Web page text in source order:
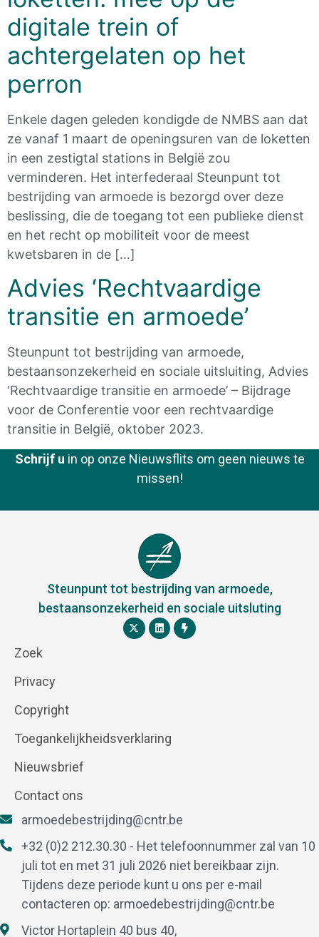
digitale trein of
achtergelaten op het
perron
Enkele dagen geleden kondigde de NMBS aan dat
ze vanaf 1 maart de openingsuren van de loketten
in een zestigtal stations in België zou
verminderen. Het interfederaal Steunpunt tot
bestrijding van armoede is bezorgd over deze
beslissing, die de toegang tot een publieke dienst
en het recht op mobiliteit voor de meest
kwetsbaren in de […]
Advies ‘Rechtvaardige
transitie en armoede’
Steunpunt tot bestrijding van armoede,
bestaansonzekerheid en sociale uitsluiting, Advies
‘Rechtvaardige transitie en armoede’ – Bijdrage
voor de Conferentie voor een rechtvaardige
transitie in België, oktober 2023.
Schrijf u in op onze Nieuwsflits om geen nieuws te
missen!
Steunpunt tot bestrijding van armoede,
bestaansonzekerheid en sociale uitsluting
Zoek
Privacy
Copyright
Toegankelijkheidsverklaring
Nieuwsbrief
Contact ons
armoedebestrijding@cntr.be
+32 (0)2 212.30.30 - Het telefoonnummer zal van 10
juli tot en met 31 juli 2026 niet bereikbaar zijn.
Tijdens deze periode kunt u ons per e-mail
contacteren op: armoedebestrijding@cntr.be
Victor Hortaplein 40 bus 40,